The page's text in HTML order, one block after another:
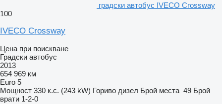
градски автобус IVECO Crossway
100
IVECO Crossway
Цена при поискване
Градски автобус
2013
654 969 км
Euro 5
Мощност 330 к.с. (243 kW) Гориво дизел Брой места 49 Брой
врати 1-2-0